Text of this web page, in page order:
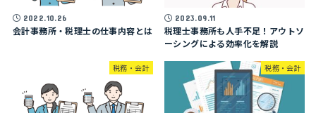
2022.10.26
会計事務所・税理士の仕事内容とは
2023.09.11
税理士事務所も人手不足！アウトソ
ーシングによる効率化を解説
税務・会計 税務・会計